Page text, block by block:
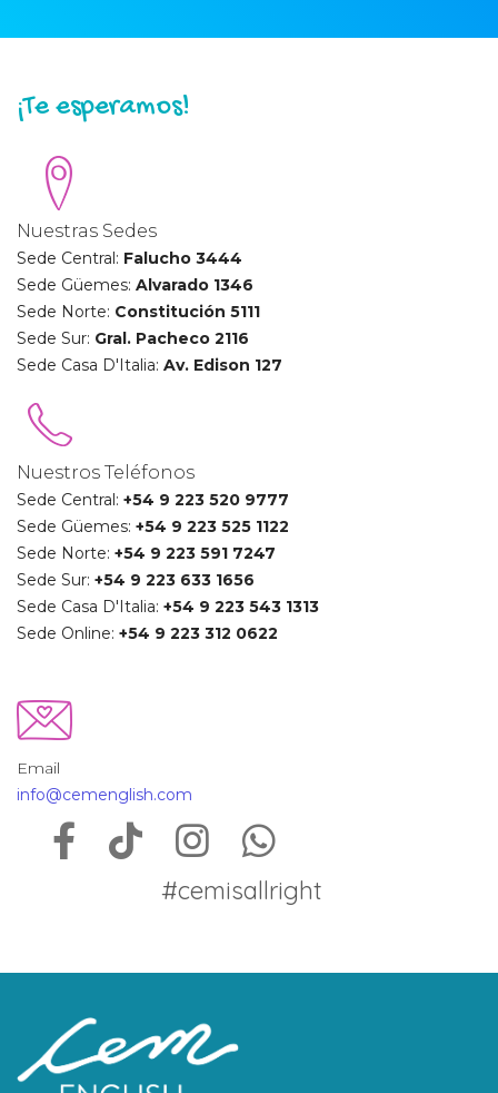
¡Te esperamos!
Nuestras Sedes
Sede Central: Falucho 3444
Sede Güemes: Alvarado 1346
Sede Norte: Constitución 5111
Sede Sur: Gral. Pacheco 2116
Sede Casa D'Italia: Av. Edison 127
Nuestros Teléfonos
Sede Central: +54 9 223 520 9777
Sede Güemes: +54 9 223 525 1122
Sede Norte: +54 9 223 591 7247
Sede Sur: +54 9 223 633 1656
Sede Casa D'Italia: +54 9 223 543 1313
Sede Online: +54 9 223 312 0622
Email
info@cemenglish.com
#cemisallright